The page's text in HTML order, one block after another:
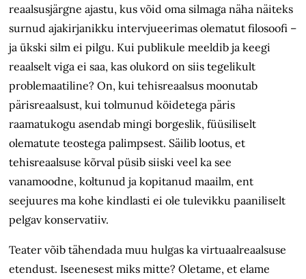
reaalsusjärgne ajastu, kus võid oma silmaga näha näiteks
surnud ajakirjanikku intervjueerimas olematut filosoofi –
ja ükski silm ei pilgu. Kui publikule meeldib ja keegi
reaalselt viga ei saa, kas olukord on siis tegelikult
problemaatiline? On, kui tehisreaalsus moonutab
pärisreaalsust, kui tolmunud köidetega päris
raamatukogu asendab mingi borgeslik, füüsiliselt
olematute teostega palimpsest. Säilib lootus, et
tehisreaalsuse kõrval püsib siiski veel ka see
vanamoodne, koltunud ja kopitanud maailm, ent
seejuures ma kohe kindlasti ei ole tulevikku paaniliselt
pelgav konservatiiv.
Teater võib tähendada muu hulgas ka virtuaalreaalsuse
etendust. Iseenesest miks mitte? Oletame, et elame